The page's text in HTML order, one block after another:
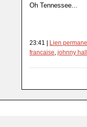
Oh Tennessee...
23:41 | Lien
francaise johnny